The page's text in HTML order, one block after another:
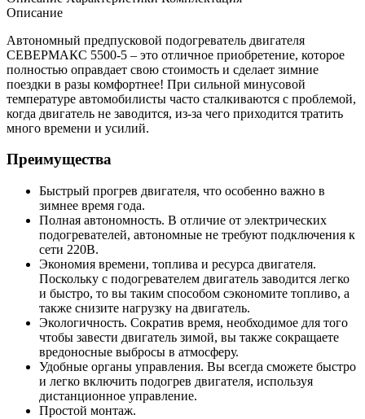
Описание
Автономный предпусковой подогреватель двигателя
СЕВЕРМАКС 5500-5 – это отличное приобретение, которое
полностью оправдает свою стоимость и сделает зимние
поездки в разы комфортнее! При сильной минусовой
температуре автомобилисты часто сталкиваются с проблемой,
когда двигатель не заводится, из-за чего приходится тратить
много времени и усилий.
Преимущества
Быстрый прогрев двигателя, что особенно важно в
зимнее время года.
Полная автономность. В отличие от электрических
подогревателей, автономные не требуют подключения к
сети 220В.
Экономия времени, топлива и ресурса двигателя.
Поскольку с подогревателем двигатель заводится легко
и быстро, то вы таким способом сэкономите топливо, а
также снизите нагрузку на двигатель.
Экологичность. Сократив время, необходимое для того
чтобы завести двигатель зимой, вы также сокращаете
вредоносные выбросы в атмосферу.
Удобные органы управления. Вы всегда сможете быстро
и легко включить подогрев двигателя, используя
дистанционное управление.
Простой монтаж.